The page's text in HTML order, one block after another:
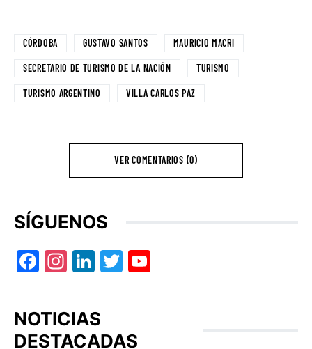
CÓRDOBA GUSTAVO SANTOS MAURICIO MACRI
SECRETARIO DE TURISMO DE LA NACIÓN TURISMO
TURISMO ARGENTINO VILLA CARLOS PAZ
VER COMENTARIOS (0)
SÍGUENOS
Facebook
Instagram
LinkedIn
Twitter
NOTICIAS
DESTACADAS